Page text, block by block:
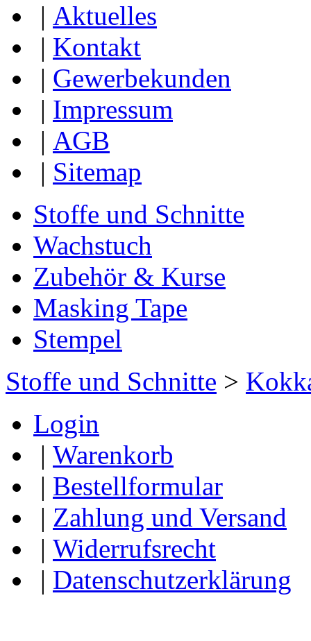
| Aktuelles
| Kontakt
| Gewerbekunden
| Impressum
| AGB
| Sitemap
Stoffe und Schnitte
Wachstuch
Zubehör & Kurse
Masking Tape
Stempel
Stoffe und Schnitte >
Login
| Warenkorb
| Bestellformular
| Zahlung und Versand
| Widerrufsrecht
| Datenschutzerklärung